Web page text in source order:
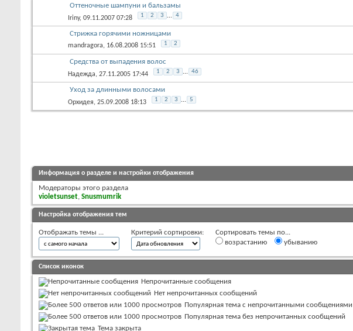
Оттеночные шампуни и бальзамы
Iriny, 09.11.2007 07:28 1 2 3 ... 4
Стрижка горячими ножницами
mandragora, 16.08.2008 15:51 1 2
Средства от выпадения волос
Надежда, 27.11.2005 17:44 1 2 3 ... 46
Уход за длинными волосами
Орхидея, 25.09.2008 18:13 1 2 3 ... 5
Информация о разделе и настройки отображения
Модераторы этого раздела
violetsunset, Snusmumrik
Настройка отображения тем
Отображать темы ... Критерий сортировки:
Сортировать темы по...
возрастанию
убыванию
Список иконок
Непрочитанные сообщения
Нет непрочитанных сообщений
Популярная тема с непрочитанными сообщениями
Популярная тема без непрочитанных сообщений
Тема закрыта